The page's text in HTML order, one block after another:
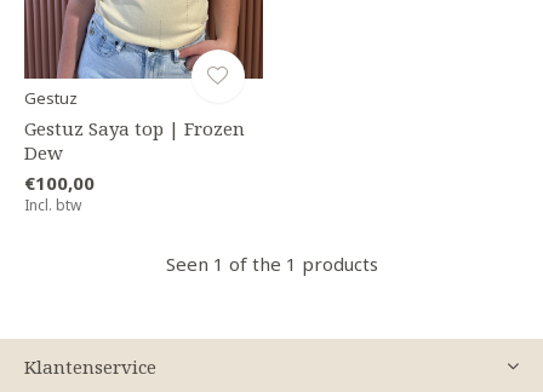
Gestuz
Gestuz Saya top | Frozen
Dew
€100,00
Incl. btw
Seen 1 of the 1 products
Klantenservice